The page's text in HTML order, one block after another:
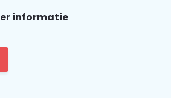
informatie
legal restrictions here